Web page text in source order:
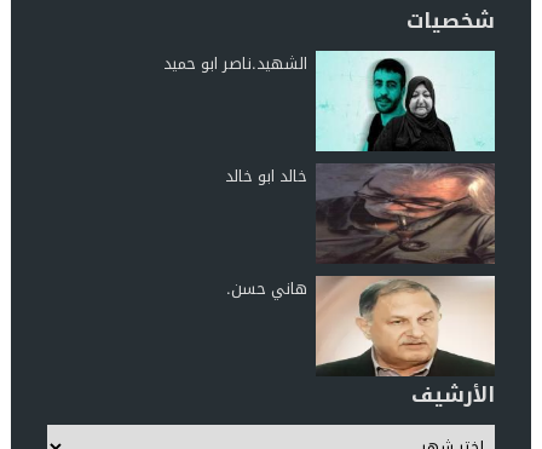
شخصيات
الشهيد.ناصر ابو حميد
خالد ابو خالد
هاني حسن.
الأرشيف